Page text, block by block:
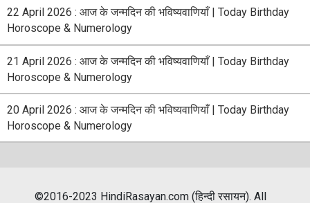
22 April 2026 : आज के जन्मदिन की भविष्यवाणियाँ | Today Birthday
Horoscope & Numerology
21 April 2026 : आज के जन्मदिन की भविष्यवाणियाँ | Today Birthday
Horoscope & Numerology
20 April 2026 : आज के जन्मदिन की भविष्यवाणियाँ | Today Birthday
Horoscope & Numerology
©2016-2023 HindiRasayan.com (हिन्दी रसायन). All